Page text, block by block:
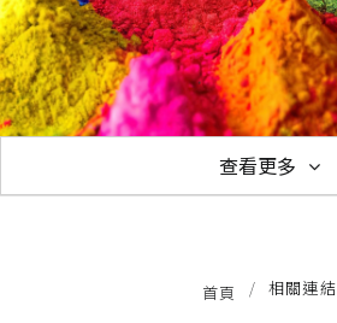
查看更多
首頁 相關連結